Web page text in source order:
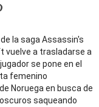
la saga Assassin's
vuelve a trasladarse a
se pone en el
femenino
Noruega en busca de
saqueando